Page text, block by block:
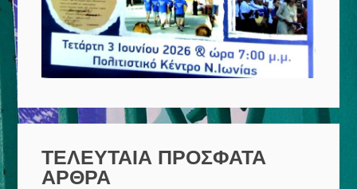
ΤΕΛΕΥΤΑΙΑ ΠΡΟΣΦΑΤΑ
ΑΡΘΡΑ